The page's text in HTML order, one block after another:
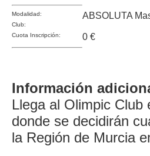
Modalidad: ABSOLUTA
Club:
Cuota Inscripción:
0 €
Información
Llega al Olimpic Club
donde se decidirán
la Región de Murcia